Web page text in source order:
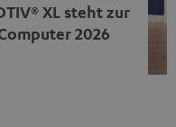
XL steht zur
2026